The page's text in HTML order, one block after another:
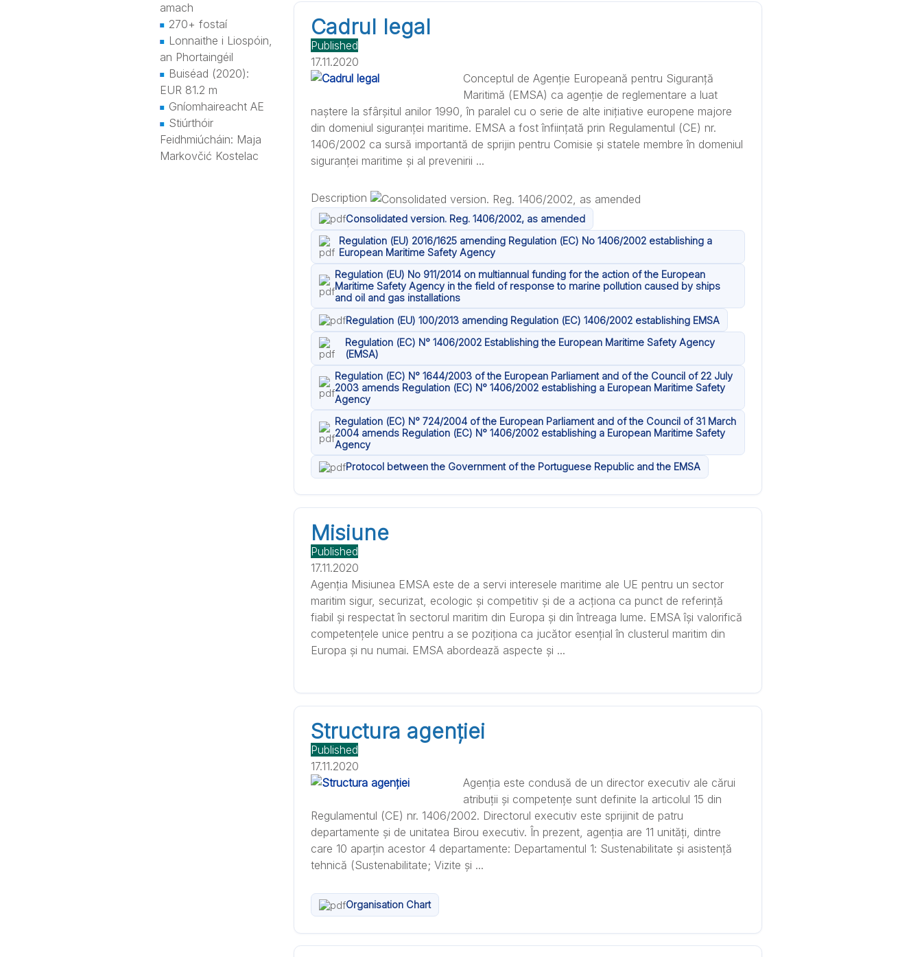
amach
270+ fostaí
Lonnaithe i Liospóin,
an Phortaingéil
Buiséad (2020):
EUR 81.2 m
Gníomhaireacht AE
Stiúrthóir
Feidhmiúcháin: Maja
Markovčić Kostelac
Cadrul legal
Published
17.11.2020
Conceptul de Agenție Europeană pentru Siguranță
Maritimă (EMSA) ca agenție de reglementare a luat
naștere la sfârșitul anilor 1990, în paralel cu o serie de alte inițiative europene majore
din domeniul siguranței maritime. EMSA a fost înființată prin Regulamentul (CE) nr.
1406/2002 ca sursă importantă de sprijin pentru Comisie și statele membre în domeniul
siguranței maritime și al prevenirii ...
Description
Consolidated version. Reg. 1406/2002, as amended
Regulation (EU) 2016/1625 amending Regulation (EC) No 1406/2002 establishing a
European Maritime Safety Agency
Regulation (EU) No 911/2014 on multiannual funding for the action of the European
Maritime Safety Agency in the field of response to marine pollution caused by ships
and oil and gas installations
Regulation (EU) 100/2013 amending Regulation (EC) 1406/2002 establishing EMSA
Regulation (EC) N° 1406/2002 Establishing the European Maritime Safety Agency
(EMSA)
Regulation (EC) N° 1644/2003 of the European Parliament and of the Council of 22 July
2003 amends Regulation (EC) N° 1406/2002 establishing a European Maritime Safety
Agency
Regulation (EC) N° 724/2004 of the European Parliament and of the Council of 31 March
2004 amends Regulation (EC) N° 1406/2002 establishing a European Maritime Safety
Agency
Protocol between the Government of the Portuguese Republic and the EMSA
Misiune
Published
17.11.2020
Agenția Misiunea EMSA este de a servi interesele maritime ale UE pentru un sector
maritim sigur, securizat, ecologic și competitiv și de a acționa ca punct de referință
fiabil și respectat în sectorul maritim din Europa și din întreaga lume. EMSA își valorifică
competențele unice pentru a se poziționa ca jucător esențial în clusterul maritim din
Europa și nu numai. EMSA abordează aspecte și ...
Structura agenției
Published
17.11.2020
Agenția este condusă de un director executiv ale cărui
atribuții și competențe sunt definite la articolul 15 din
Regulamentul (CE) nr. 1406/2002. Directorul executiv este sprijinit de patru
departamente și de unitatea Birou executiv. În prezent, agenția are 11 unități, dintre
care 10 aparțin acestor 4 departamente: Departamentul 1: Sustenabilitate și asistență
tehnică (Sustenabilitate; Vizite și ...
Organisation Chart